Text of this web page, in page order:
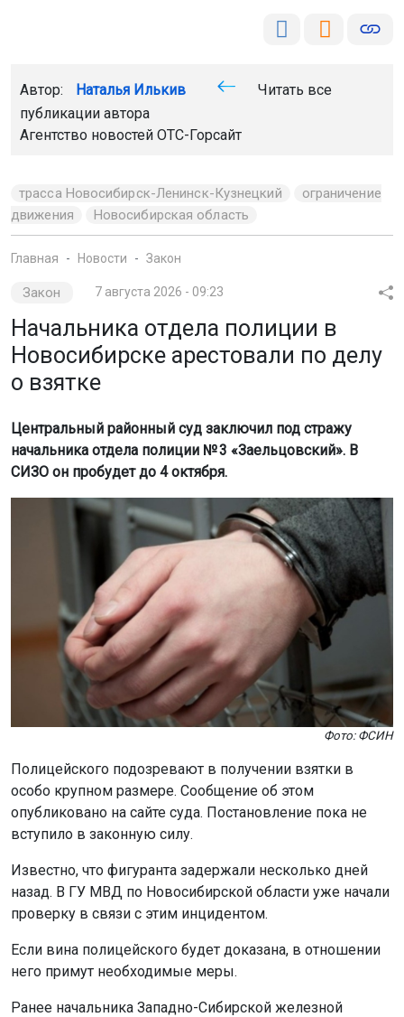
Автор: Наталья Илькив
Читать все
публикации автора
Агентство новостей ОТС-Горсайт
трасса Новосибирск-Ленинск-Кузнецкий
ограничение
движения
Новосибирская область
Главная Новости Закон
Закон 7 августа 2026 - 09:23
Начальника отдела полиции в
Новосибирске арестовали по делу
о взятке
Центральный районный суд заключил под стражу
начальника отдела полиции № 3 «Заельцовский». В
СИЗО он пробудет до 4 октября.
Фото: ФСИН
Полицейского подозревают в получении взятки в
особо крупном размере. Сообщение об этом
опубликовано на сайте суда. Постановление пока не
вступило в законную силу.
Известно, что фигуранта задержали несколько дней
назад. В ГУ МВД по Новосибирской области уже начали
проверку в связи с этим инцидентом.
Если вина полицейского будет доказана, в отношении
него примут необходимые меры.
Ранее начальника Западно-Сибирской железной